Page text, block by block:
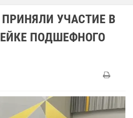
УЧАСТИЕ В
ПОДШЕФНОГО